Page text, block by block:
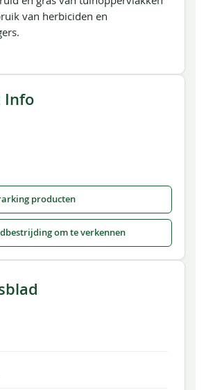
van herbiciden en
Info
producten
om te verkennen